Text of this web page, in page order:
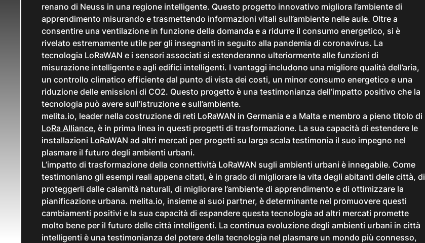
renano di Neuss in una regione intelligente. Questo progetto innovativo migliora l’ambiente di
apprendimento misurando e trasmettendo informazioni vitali sull’ambiente nelle aule. Oltre a
consentire una ventilazione in funzione della domanda e a ridurre il consumo energetico, si è
rivelato estremamente utile per gli insegnanti in seguito alla pandemia di coronavirus. La
tecnologia LoRaWAN e i sensori associati si estenderanno ulteriormente alle funzioni di
misurazione intelligente e agli edifici intelligenti. I vantaggi includono una migliore qualità dell’aria,
un controllo climatico efficiente dal punto di vista dei costi, un minor consumo energetico e una
riduzione delle emissioni di CO2. Questo progetto è una testimonianza dell’impatto positivo che la
tecnologia può avere sull’istruzione e sull’ambiente.
melita.io, leader nella costruzione di reti LoRaWAN in Germania e a Malta e membro a pieno titolo di
LoRa Alliance, è in prima linea in questi progetti di trasformazione. La sua capacità di estendere le
installazioni LoRaWAN ad altri mercati per progetti su larga scala testimonia il suo impegno nel
plasmare il futuro degli ambienti urbani.
L’impatto di trasformazione della connettività LoRaWAN sugli ambienti urbani è innegabile. Come
testimoniano gli esempi reali appena citati, è in grado di migliorare la vita degli abitanti delle città, di
proteggerli dalle calamità naturali, di migliorare l’ambiente di apprendimento e di ottimizzare la
pianificazione urbana. melita.io, insieme ai suoi partner, è determinante nel promuovere questi
cambiamenti positivi e la sua capacità di espandere questa tecnologia ad altri mercati promette
molto bene per il futuro delle città intelligenti. La continua evoluzione degli ambienti urbani in città
intelligenti è una testimonianza del potere della tecnologia nel plasmare un mondo più connesso,